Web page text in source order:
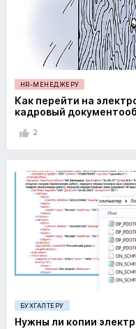
HR-МЕНЕДЖЕРУ
Как перейти на
кадровый
2
БУХГАЛТЕРУ
Нужны ли копии